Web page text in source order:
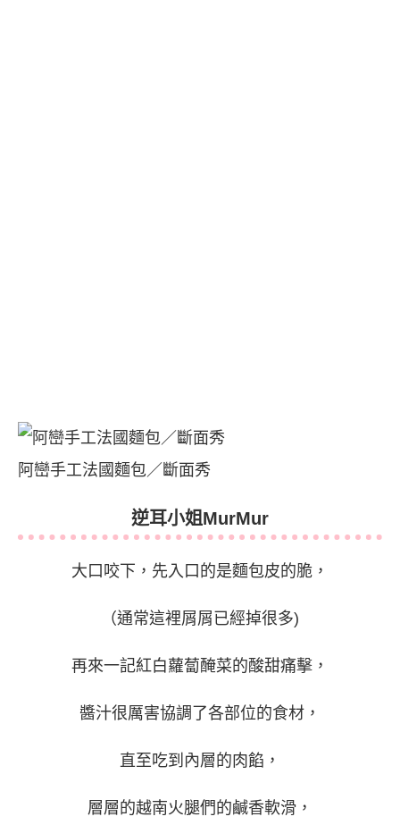
阿巒手工法國麵包／斷面秀
逆耳小姐MurMur
大口咬下，先入口的是麵包皮的脆，
（通常這裡屑屑已經掉很多)
再來一記紅白蘿蔔醃菜的酸甜痛擊，
醬汁很厲害協調了各部位的食材，
直至吃到內層的肉餡，
層層的越南火腿們的鹹香軟滑，